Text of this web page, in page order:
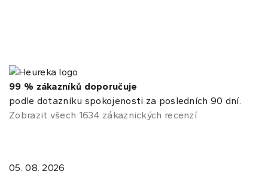
99 % zákazníků doporučuje
podle dotazníku spokojenosti za posledních 90 dní.
Zobrazit všech 1634 zákaznických recenzí
05. 08. 2026